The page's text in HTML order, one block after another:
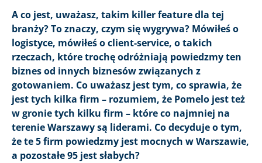
A co jest, uważasz, takim killer feature dla tej
branży? To znaczy, czym się wygrywa? Mówiłeś o
logistyce, mówiłeś o client-service, o takich
rzeczach, które trochę odróżniają powiedzmy ten
biznes od innych biznesów związanych z
gotowaniem. Co uważasz jest tym, co sprawia, że
jest tych kilka firm – rozumiem, że Pomelo jest też
w gronie tych kilku firm – które co najmniej na
terenie Warszawy są liderami. Co decyduje o tym,
że te 5 firm powiedzmy jest mocnych w Warszawie,
a pozostałe 95 jest słabych?